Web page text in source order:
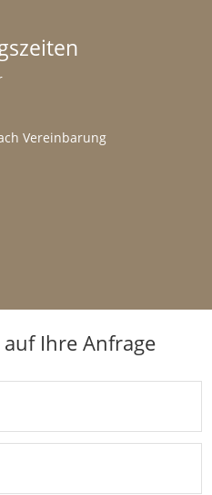
Vereinbarung
Ihre Anfrage